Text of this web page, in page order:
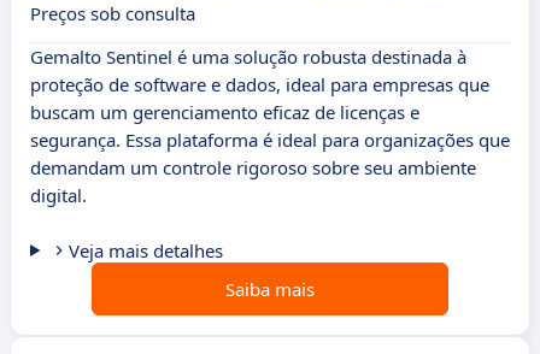
Preços sob consulta
Gemalto Sentinel é uma solução robusta destinada à
proteção de software e dados, ideal para empresas que
buscam um gerenciamento eficaz de licenças e
segurança. Essa plataforma é ideal para organizações que
demandam um controle rigoroso sobre seu ambiente
digital.
Veja mais detalhes
Saiba mais